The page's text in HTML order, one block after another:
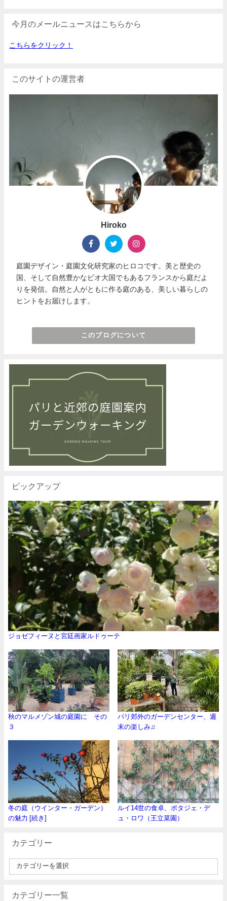
今月のメールニュースはこちらから
こちらをクリック！
このサイトの運営者
Hiroko
庭園デザイン・庭園文化研究家のヒロコです。美と歴史の
国、そして自然豊かなビオ大国でもあるフランスから庭だよ
りを発信。自然と人がともに作る庭のある、美しい暮らしの
ヒントをお届けします。
このブログについて
ピックアップ
ジョゼフィーヌと宮廷画家ルドゥーテ
秋のマルメゾン城の庭園に その
３
パリ郊外のガーデンセンター、週
末の楽しみ♫
冬の庭（ウインター・ガーデン）
の魅力 [続き]
ルイ14世の食卓、ポタジェ・デ
ュ・ロワ（王立菜園）
カテゴリー
カテゴリー一覧